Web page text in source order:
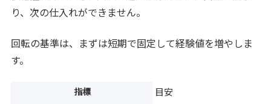
り、次の仕入れができません。
回転の基準は、まずは短期で固定して経験値を増やしま
す。
指標 目安